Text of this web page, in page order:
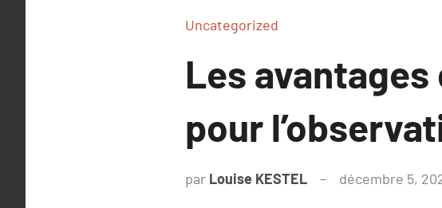
Uncategorized
Les avantages
pour
par Louise KESTEL décembre 5,